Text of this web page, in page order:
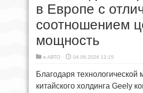
в Европе с
соотношением
мощность
в АВТО 04.06.2026 12:15
Благодаря технологической
китайского холдинга Geely